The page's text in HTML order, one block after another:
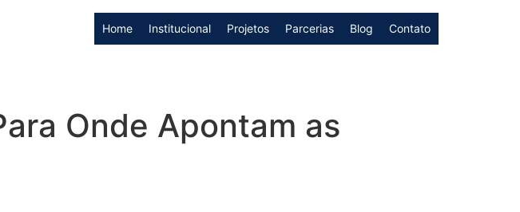
Home Institucional Projetos Parcerias Blog Contato
Onde Apontam as